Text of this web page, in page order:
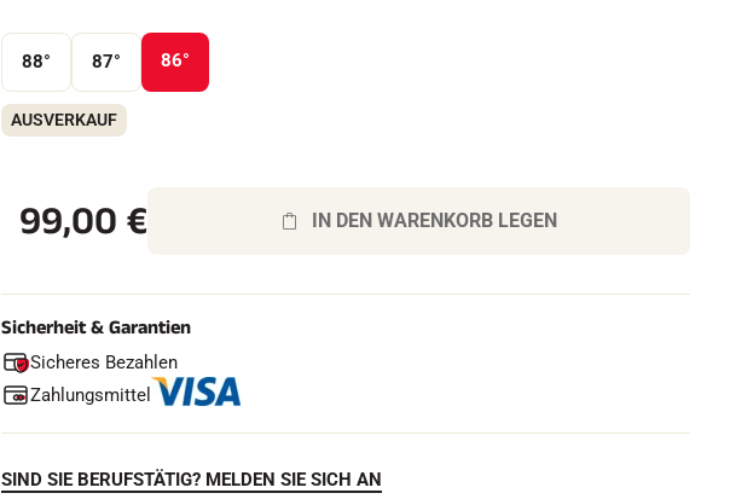
SKILANGLAUF
88° 87° 86°
AUSVERKAUF
99,00€ IN DEN WARENKORB LEGEN
Sicherheit & Garantien
Sicheres Bezahlen
Zahlungsmittel
SIND SIE BERUFSTÄTIG? MELDEN SIE SICH AN